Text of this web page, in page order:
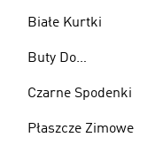
Ciężarów
Białe Kurtki
Buty Do
Czarne Spodenki
Płaszcze Zimowe